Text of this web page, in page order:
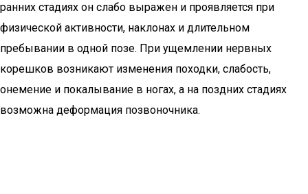
ранних стадиях он слабо выражен и проявляется при
физической активности, наклонах и длительном
пребывании в одной позе. При ущемлении нервных
корешков возникают изменения походки, слабость,
онемение и покалывание в ногах, а на поздних стадиях
возможна деформация позвоночника.